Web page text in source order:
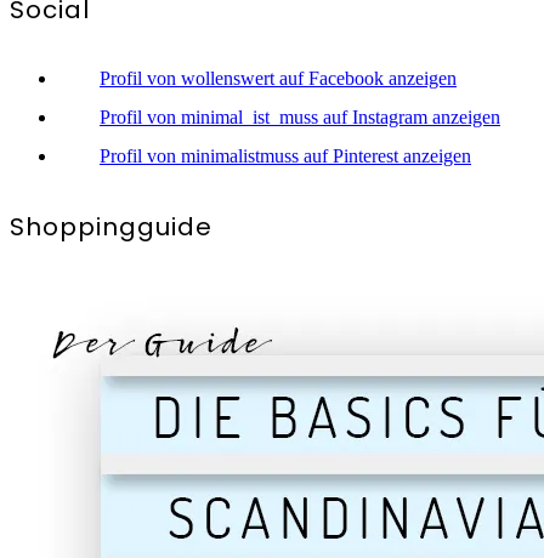
Social
Profil von wollenswert auf Facebook anzeigen
Profil von minimal_ist_muss auf Instagram anzeigen
Profil von minimalistmuss auf Pinterest anzeigen
Shoppingguide